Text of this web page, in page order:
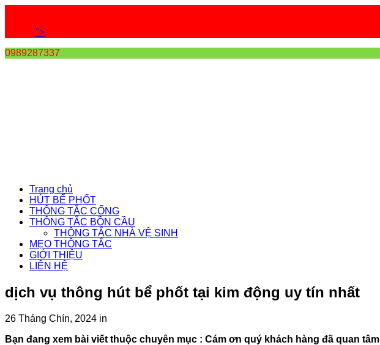
">
0989287337
Trang chủ
HÚT BỂ PHỐT
THÔNG TẮC CỐNG
THÔNG TẮC BỒN CẦU
THÔNG TẮC NHÀ VỆ SINH
MẸO THÔNG TẮC
GIỚI THIỆU
LIÊN HỆ
dịch vụ thông hút bể phốt tại kim động uy tín nhất
26 Tháng Chín, 2024 in
Bạn đang xem bài viết thuộc chuyên mục : Cám ơn quý khách hàng đã quan